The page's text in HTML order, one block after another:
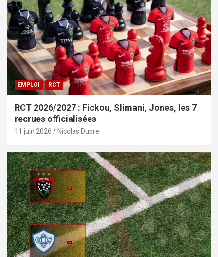
EMPLOI RCT
RCT 2026/2027 : Fickou, Slimani, Jones, les 7
recrues officialisées
11 juin 2026 Nicolas Dupre